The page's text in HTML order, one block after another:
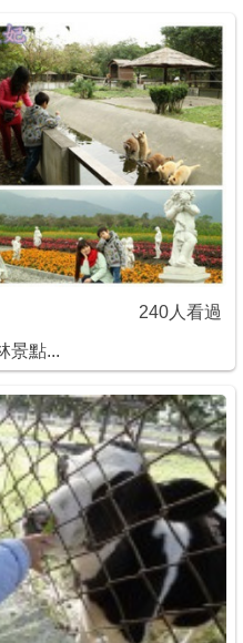
240人看過
景點...